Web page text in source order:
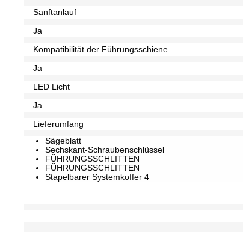
Sanftanlauf
Ja
Kompatibilität der Führungsschiene
Ja
LED Licht
Ja
Lieferumfang
Sägeblatt
Sechskant-Schraubenschlüssel
FÜHRUNGSSCHLITTEN
FÜHRUNGSSCHLITTEN
Stapelbarer Systemkoffer 4